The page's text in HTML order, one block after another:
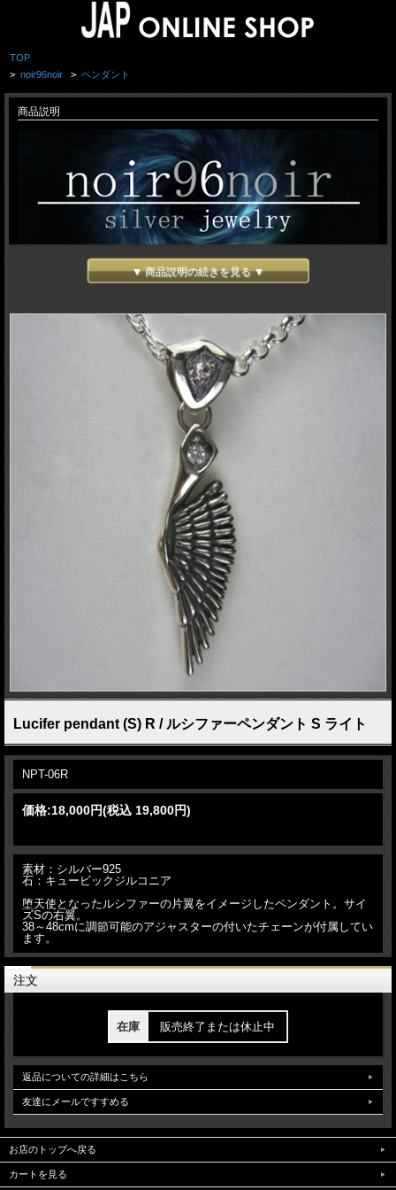
TOP
> noir96noir > ペンダント
商品説明
▼ 商品説明の続きを見る ▼
Lucifer pendant (S) R / ルシファーペンダント S ライト
NPT-06R
価格:18,000円(税込 19,800円)
素材：シルバー925
石：キュービックジルコニア
堕天使となったルシファーの片翼をイメージしたペンダント。サイ
ズSの右翼。
38～48cmに調節可能のアジャスターの付いたチェーンが付属してい
ます。
注文
在庫 販売終了または休止中
返品についての詳細はこちら
友達にメールですすめる
お店のトップへ戻る
カートを見る